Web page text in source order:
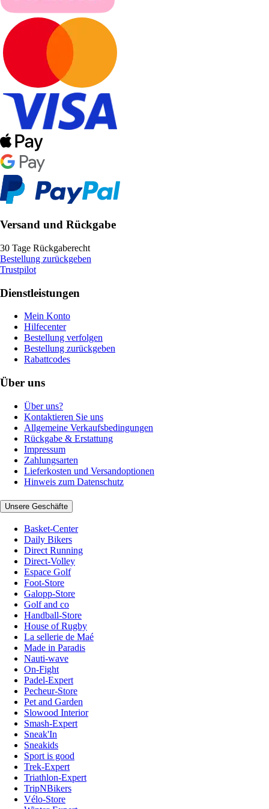
Versand und Rückgabe
30 Tage Rückgaberecht
Bestellung zurückgeben
Trustpilot
Dienstleistungen
Mein Konto
Hilfecenter
Bestellung verfolgen
Bestellung zurückgeben
Rabattcodes
Über uns
Über uns?
Kontaktieren Sie uns
Allgemeine Verkaufsbedingungen
Rückgabe & Erstattung
Impressum
Zahlungsarten
Lieferkosten und Versandoptionen
Hinweis zum Datenschutz
Unsere Geschäfte
Basket-Center
Daily Bikers
Direct Running
Direct-Volley
Espace Golf
Foot-Store
Galopp-Store
Golf and co
Handball-Store
House of Rugby
La sellerie de Maé
Made in Paradis
Nauti-wave
On-Fight
Padel-Expert
Pecheur-Store
Pet and Garden
Slowood Interior
Smash-Expert
Sneak'In
Sneakids
Sport is good
Trek-Expert
Triathlon-Expert
TripNBikers
Vélo-Store